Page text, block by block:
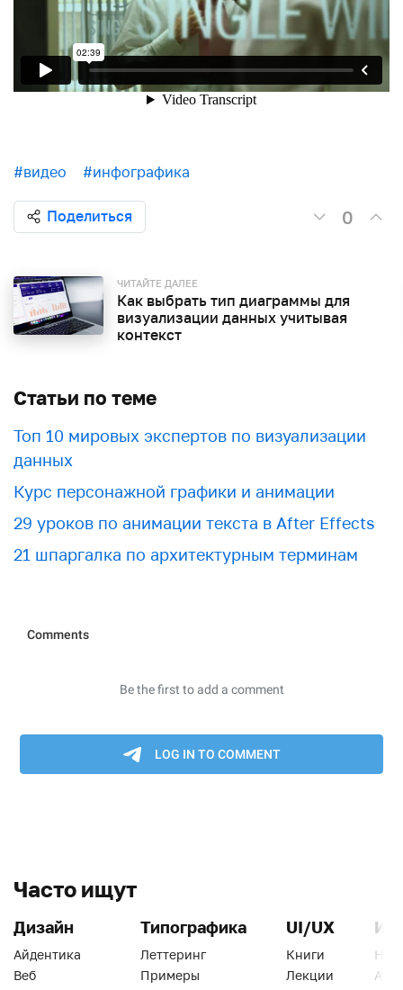
#видео #инфографика
Поделиться 0
ЧИТАЙТЕ ДАЛЕЕ
Как выбрать тип диаграммы для
визуализации данных учитывая
контекст
Статьи по теме
Топ 10 мировых экспертов по визуализации
данных
Курс персонажной графики и анимации
29 уроков по анимации текста в After Effects
21 шпаргалка по архитектурным терминам
Часто ищут
Дизайн
Айдентика
Веб
Типографика
Леттеринг
Примеры
UI/UX
Книги
Лекции